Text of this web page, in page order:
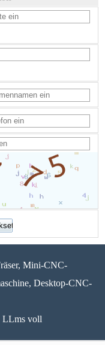
Mini-CNC-
Desktop-CNC-
LLms voll